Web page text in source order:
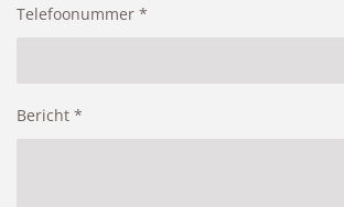
Telefoonummer *
Bericht *